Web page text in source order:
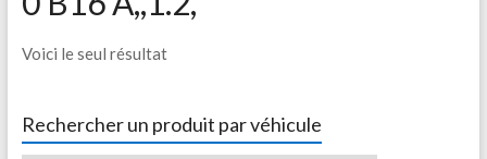
Voici le seul résultat
Rechercher un produit par véhicule